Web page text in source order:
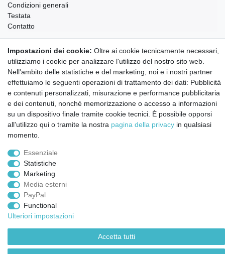
Condizioni generali
Testata
Contatto
Annullare l'ordine
Notizie sui materiali Montessori e sull'educazione
Montessori.
Informazioni settimanali gratuite
Confermo di aver preso visione della:policy. Il mio accordo può essere revocato
in qualsiasi momento.
Impostazioni dei cookie: Oltre ai cookie tecnicamente necessari,
utilizziamo i cookie per analizzare l'utilizzo del nostro sito web.
Nell'ambito delle statistiche e del marketing, noi e i nostri partner
effettuiamo le seguenti operazioni di trattamento dei dati: Pubblicità
e contenuti personalizzati, misurazione e performance pubblicitaria
e dei contenuti, nonché memorizzazione o accesso a informazioni
su un dispositivo finale tramite cookie tecnici. È possibile opporsi
all'utilizzo qui o tramite la nostra pagina della privacy in qualsiasi
momento.
Essenziale
Statistiche
Marketing
Media esterni
PayPal
Functional
Ulteriori impostazioni
Accetta tutti